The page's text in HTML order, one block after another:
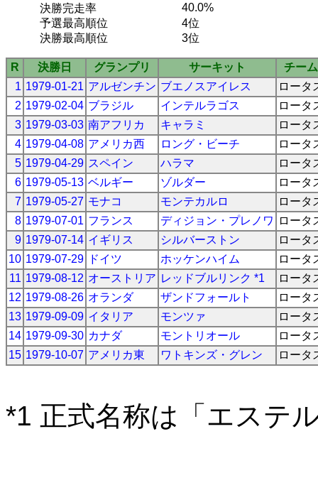
決勝完走率
40.0%
予選最高順位
4位
決勝最高順位
3位
R 決勝日 グランプリ サーキット
チーム
1 1979-01-21 アルゼンチン ブエノスアイレス
ロータ
2 1979-02-04 ブラジル インテルラゴス
ロータ
3 1979-03-03 南アフリカ キャラミ
ロータ
4 1979-04-08 アメリカ西 ロング・ビーチ
ロータ
5 1979-04-29 スペイン ハラマ
ロータ
6 1979-05-13 ベルギー ゾルダー
ロータ
7 1979-05-27 モナコ モンテカルロ
ロータ
8 1979-07-01 フランス ディジョン・プレノワ
ロータ
9 1979-07-14 イギリス シルバーストン
ロータ
10 1979-07-29 ドイツ ホッケンハイム
ロータ
11 1979-08-12 オーストリア レッドブルリンク *1
ロータ
12 1979-08-26 オランダ ザンドフォールト
ロータ
13 1979-09-09 イタリア モンツァ
ロータ
14 1979-09-30 カナダ モントリオール
ロータ
15 1979-10-07 アメリカ東 ワトキンズ・グレン ロータ
*1 正式名称は「エステ